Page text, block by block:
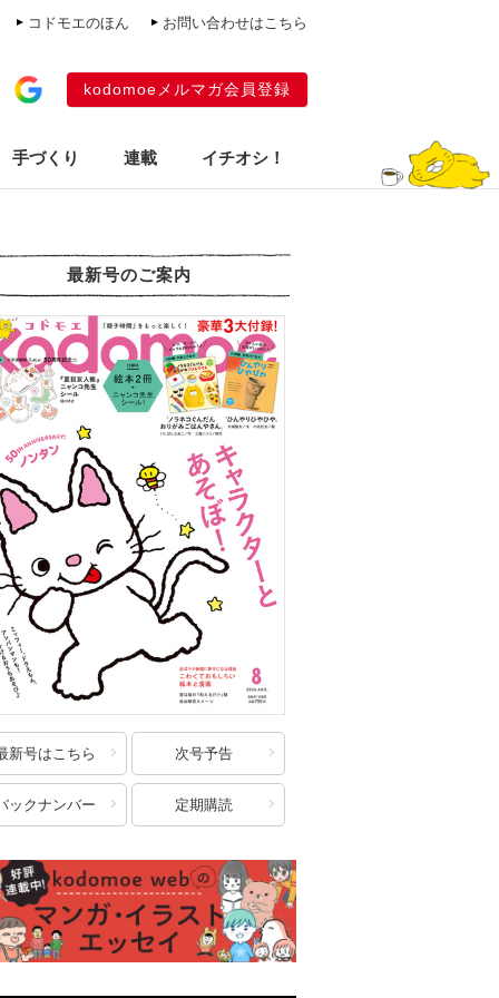
コドモエのほん お問い合わせはこちら
kodomoeメルマガ会員登録
手づくり 連載 イチオシ！
最新号のご案内
新号はこちら 次号予告
ックナンバー 定期購読